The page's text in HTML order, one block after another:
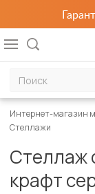
Интернет-магазин
Стеллажи
Стеллаж
крафт